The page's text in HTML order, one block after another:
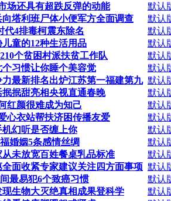
场还具有超跌反弹的动能
默认
塔利班尸体小便军方全面调查
默认
代4排毒柯震东除名
默认
儿童的12种生活用品
默认
个贫困村派扶贫工作队
默认
个习惯让你睡个美容觉
默认
最新排名出炉江苏第一福建第九 默认
抿抿甜亮相央视直通春晚
默认
红颜很难成为知己
默认
心衣站帮扶济困传播友爱
默认
机幻听是否缠上你
默认
婚姻5条感情丝绸
默认
从未放宽百姓餐桌乳品标准
默认
面收紧专家建议关注四方面事项 默认
最易犯6个致癌习惯
默认
生物大灭绝真相成果登科学
默认